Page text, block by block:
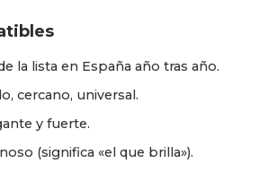
la lista en España año tras año.
cercano, universal.
y fuerte.
(significa «el que brilla»).